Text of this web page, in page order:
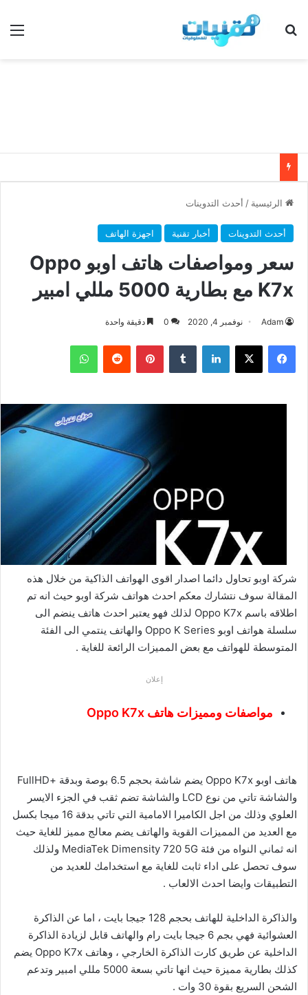
بحث عن
الرئيسية / أحدث التدوينات
أحدث التدوينات أخبار تقنية اجهزة الهاتف
سعر ومواصفات هاتف اوبو Oppo
K7x مع بطارية 5000 مللي امبير
Adam نوفمبر 4, 2020 0 دقيقة واحدة
فيسبوك ‫X لينكدإن بينتيريست واتساب
شركة اوبو تحاول دائما اصدار اقوى الهواتف الذاكية من خلال هذه
المقالة سوف نتشارك معكم احدث هواتف شركة اوبو حيث انه تم
اطلاقه باسم Oppo K7x لذلك فهو يعتبر احدث هاتف ينضم الى
سلسلة هواتف اوبو Oppo K Series والهاتف ينتمي الى الفئة
المتوسطة للهواتف مع بعض المميزات الرائعة للغاية .
إعلان
مواصفات ومميزات هاتف Oppo K7x
هاتف اوبو Oppo K7x يضم شاشة بحجم 6.5 بوصة وبدقة +FullHD
والشاشة تاتي من نوع LCD والشاشة تضم ثقب في الجزء الايسر
العلوي وذلك من اجل الكاميرا الامامية التي تاتي بدقة 16 ميجا بكسل
مع العديد من المميزات القوية والهاتف يضم معالج مميز للغاية حيث
انه ثماني النواه من فئة MediaTek Dimensity 720 5G ولذلك
سوف تحصل على اداء ثابت للغاية مع استخدامك للعديد من
التطبيقات وايضا احدث الالعاب .
والذاكرة الداخلية للهاتف بحجم 128 جيجا بايت ، اما عن الذاكرة
العشوائية فهي بجم 6 جيجا بايت رام والهاتف قابل لزيادة الذاكرة
الداخلية عن طريق كارت الذاكرة الخارجي ، وهاتف Oppo K7x يضم
كذلك بطارية مميزة حيث انها تاتي بسعة 5000 مللي امبير وتدعم
الشحن السريع بقوة 30 وات .